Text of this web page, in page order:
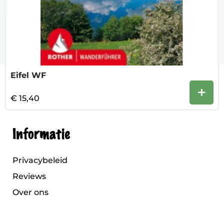
Eifel WF
€ 15,40 +
Informatie
Privacybeleid
Reviews
Over ons